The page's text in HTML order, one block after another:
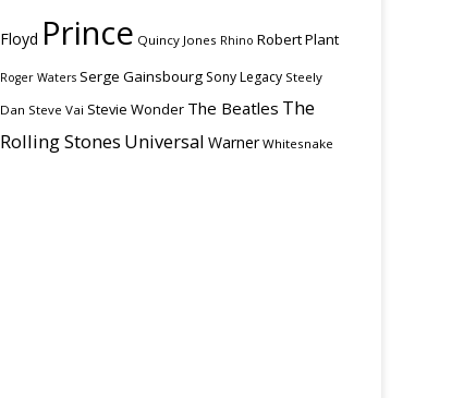
Floyd Prince Quincy Jones Rhino Robert Plant
Roger Waters Serge Gainsbourg Sony Legacy Steely
Dan Steve Vai Stevie Wonder The Beatles The
Rolling Stones Universal Warner Whitesnake